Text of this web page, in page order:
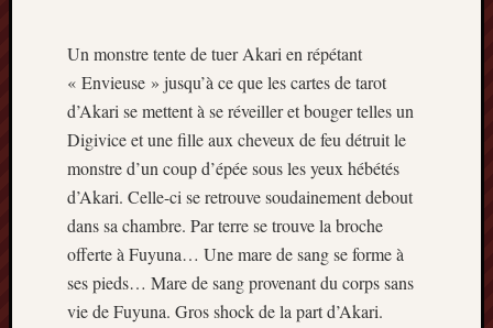
Un monstre tente de tuer Akari en répétant
« Envieuse » jusqu’à ce que les cartes de tarot
d’Akari se mettent à se réveiller et bouger telles un
Digivice et une fille aux cheveux de feu détruit le
monstre d’un coup d’épée sous les yeux hébétés
d’Akari. Celle-ci se retrouve soudainement debout
dans sa chambre. Par terre se trouve la broche
offerte à Fuyuna… Une mare de sang se forme à
ses pieds… Mare de sang provenant du corps sans
vie de Fuyuna. Gros shock de la part d’Akari.